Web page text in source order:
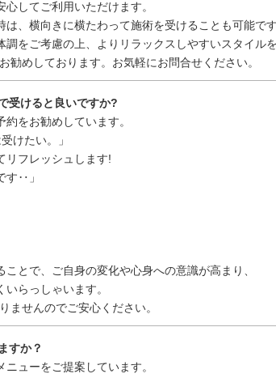
してご利用いただけます。
、横向きに横たわって施術を受けることも可能です
をご考慮の上、よりリラックスしやすいスタイルを
めしております。お気軽にお問合せください。
受けると良いですか?
をお勧めしています。
けたい。」
リフレッシュします!
す‥」
とで、ご自身の変化や心身への意識が高まり、
らっしゃいます。
せんのでご安心ください。
すか？
ューをご提案しています。